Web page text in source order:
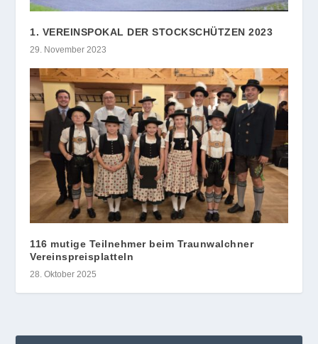
1. VEREINSPOKAL DER STOCKSCHÜTZEN 2023
29. November 2023
116 mutige Teilnehmer beim Traunwalchner
Vereinspreisplatteln
28. Oktober 2025